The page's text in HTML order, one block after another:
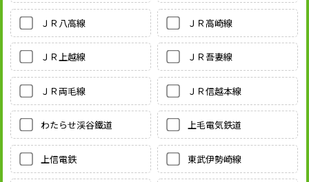
ＪＲ八高線 ＪＲ高崎線
ＪＲ上越線 ＪＲ吾妻線
ＪＲ両毛線 ＪＲ信越本線
わたらせ渓谷鐵道 上毛電気鉄道
上信電鉄 東武伊勢崎線